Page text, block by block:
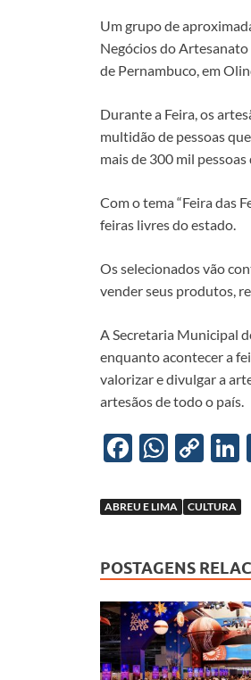
e
b
o
k
at
s
p
p
p
y
n
k
Um grupo de
Negócios do
de Pernambuco, em
Durante a Feira, os
multidão de pessoas
mais de 300 mil pessoas
Com o tema “Feira das
feiras livres do estado.
Os selecionados vão
vender seus produtos,
A Secretaria Municipal
enquanto acontecer a
valorizar e divulgar a
artesãos de todo o país.
F
e
o
o
k
W
at
A
p
p
C
p
Li
n
k
k
ABREU E LIMA CULTURA
POSTAGENS